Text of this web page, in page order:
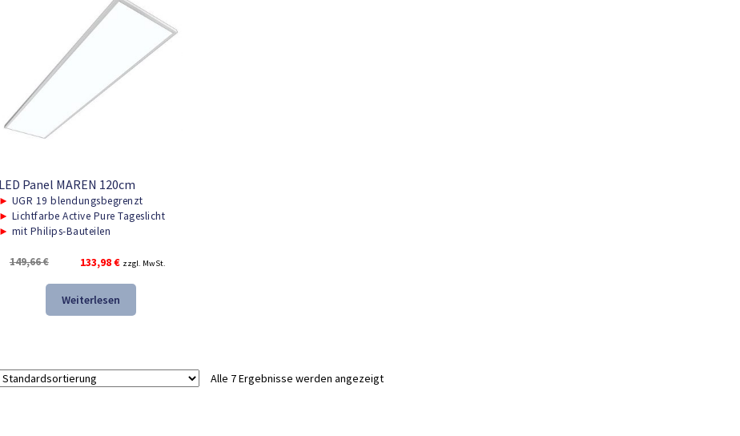
LED Panel MAREN 120cm
► UGR 19 blendungsbegrenzt
► Lichtfarbe Active Pure Tageslicht
► mit Philips-Bauteilen
149,66€
Ursprünglicher
war:
149,66 €
133,98€Aktueller
133,98 €.
zzgl. MwSt.
Weiterlesen
Alle 7 Ergebnisse werden angezeigt